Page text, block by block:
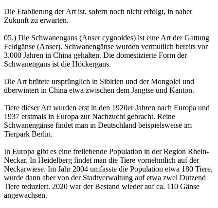
Die Etablierung der Art ist, sofern noch nicht erfolgt, in naher
Zukunft zu erwarten.
05.) Die Schwanengans (Anser cygnoides) ist eine Art der Gattung
Feldgänse (Anser). Schwanengänse wurden vermutlich bereits vor
3.000 Jahren in China gehalten. Die domestizierte Form der
Schwanengans ist die Höckergans.
Die Art brütete ursprünglich in Sibirien und der Mongolei und
überwintert in China etwa zwischen dem Jangtse und Kanton.
Tiere dieser Art wurden erst in den 1920er Jahren nach Europa und
1937 erstmals in Europa zur Nachzucht gebracht. Reine
Schwanengänse findet man in Deutschland beispielsweise im
Tierpark Berlin.
In Europa gibt es eine freilebende Population in der Region Rhein-
Neckar. In Heidelberg findet man die Tiere vornehmlich auf der
Neckarwiese. Im Jahr 2004 umfasste die Population etwa 180 Tiere,
wurde dann aber von der Stadtverwaltung auf etwa zwei Dutzend
Tiere reduziert. 2020 war der Bestand wieder auf ca. 110 Gänse
angewachsen.